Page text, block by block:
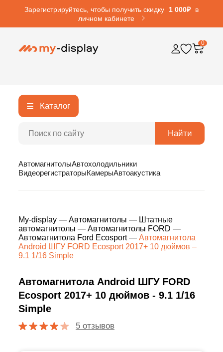
Зарегистрируйтесь, чтобы получить скидку 1 000₽
в
личном кабинете
0
Каталог
Найти
АвтомагнитолыАвтохолодильники
ВидеорегистраторыКамерыАвтоакустика
My-display — Автомагнитолы — Штатные
автомагнитолы — Автомагнитолы FORD —
Автомагнитола Ford Ecosport— Автомагнитола
Android ШГУ FORD Ecosport 2017+ 10 дюймов –
9.1 1/16 Simple
Автомагнитола Android ШГУ FORD
Ecosport 2017+ 10 дюймов - 9.1 1/16
Simple
5 отзывов